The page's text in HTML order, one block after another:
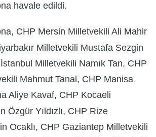
havale edildi.
CHP Mersin Milletvekili Ali Mahir
Milletvekili Mustafa Sezgin
Milletvekili Namık Tan, CHP
Mahmut Tanal, CHP Manisa
Aliye Kavaf, CHP Kocaeli
Özgür Yıldızlı, CHP Rize
Ocaklı, CHP Gaziantep Milletvekili